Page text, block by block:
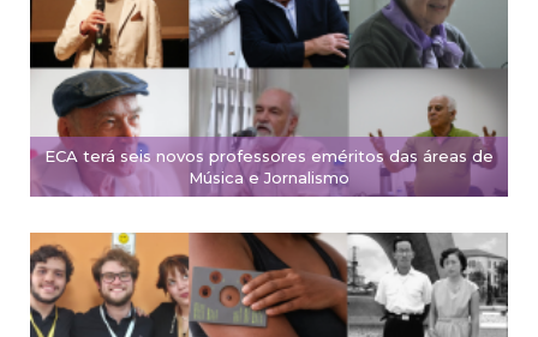
ECA terá seis novos professores eméritos das áreas de
Música e Jornalismo